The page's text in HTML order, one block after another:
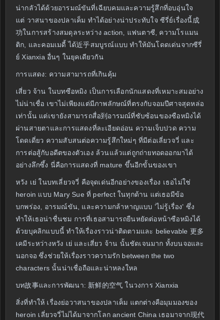
น่ากลัวได้ด้วยอารมณ์ขันที่เฉียบคมและความรู้สึกที่อบอุ่นใจ
แต่ วาสนาของปลาเค็ม ทำได้อย่างน่าประทับใจ ซีรี่ย์เรื่องนี้成
功ในการสร้างสมดุลระหว่าง action, แฟนตาซี, ความโรแมน
ติก, และคอมเมดี้ ได้近乎สมบูรณ์แบบ ทำให้มันโดดเด่นจากซีรี่
ย์ Xianxia อื่นๆ ในยุคเดียวกัน
การแสดง: ความสามารถที่เกินคุ้ม
เสี่ยว จ้าน ในบทซือหมิง เป็นการเลือกนักแสดงที่เหมาะสมอย่าง
ไม่น่าเชื่อ เขาไม่เพียงแต่มีภาพลักษณ์ที่ตรงกับจอมปีศาจสุดหล่อ
เท่านั้น แต่เขายังสามารถสื่อ到อารมณ์ที่ซับซ้อนของซือหมิงได้
ผ่านสายตาและการแสดงที่ละเอียดอ่อน ความเจ็บปวด ความ
โดดเดี่ยว ความสับสนต่อความรู้สึกใหม่ๆ ที่มีต่อเลี่ยวจวี่ และ
การต่อสู้กับอดีตของตัวเอง ล้วนแล้วแต่ถูกถ่ายทอดออกมาได้
อย่างลึกซึ้ง นี่คือการแสดงที่ mature ขึ้นอีกขั้นของเขา
หวัง เย่ ในบทเลี่ยวจวี่ คือจุดเด่นอีกอย่างของเรื่อง เธอไม่ใช่
heroin แบบ Mary Sue ที่ perfect ในทุกด้าน แต่เธอมีข้อ
บกพร่อง, อารมณ์ขัน, และความกล้าหาญแบบ 'ไม่รู้เรื่อง' ซึ่ง
ทำให้เธอน่าชื่นชม การที่เธอสามารถยืนหยัดต่อหน้าซือหมิงได้
ด้วยบุคลิกแบบนี้ ทำให้เรื่องราวน่าติดตามและ believable 更多
เคมีระหว่างหวัง เย่ และเสี่ยว จ้าน นั้นชัดเจนมาก ทั้งบนจอและ
นอกจอ ซึ่งช่วยให้เรื่องราวความรัก between the two
characters นั้นน่าเชื่อถือและน่าหลงใหล
บท故事และการพัฒนา: 新鲜的空气 ในวงการ Xianxia
สิ่งที่ทำให้ เรื่องย่อวาสนาของปลาเค็ม แตกต่างคือมุมมองของ
heroin เลี่ยวจวี่ไม่ได้มาจากโลก ancient China เธอมาจาก现代